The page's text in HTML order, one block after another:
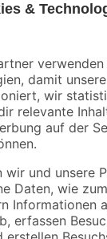
Angebote und